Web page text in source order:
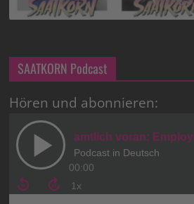
SAATKORN Podcast
Hören und abonnieren: